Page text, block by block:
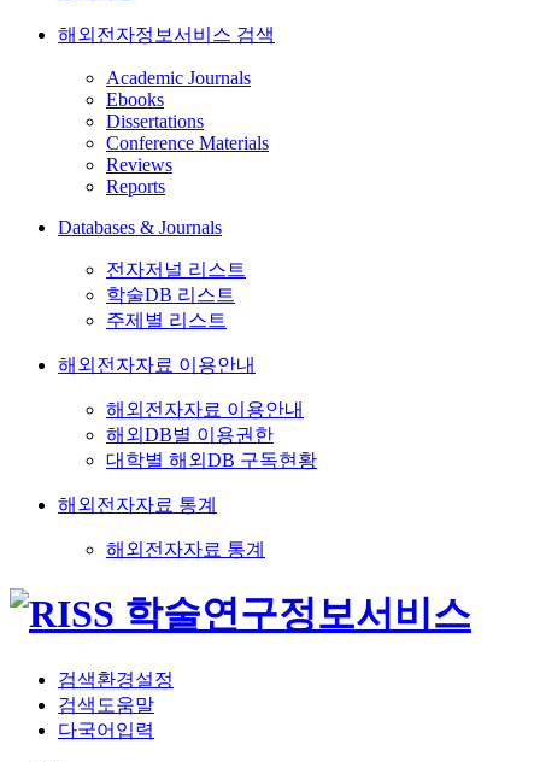
해외전자정보서비스 검색
Academic Journals
Ebooks
Dissertations
Conference Materials
Reviews
Reports
Databases & Journals
전자저널 리스트
학술DB 리스트
주제별 리스트
해외전자자료 이용안내
해외전자자료 이용안내
해외DB별 이용권한
대학별 해외DB 구독현황
해외전자자료 통계
해외전자자료 통계
검색환경설정
검색도움말
다국어입력